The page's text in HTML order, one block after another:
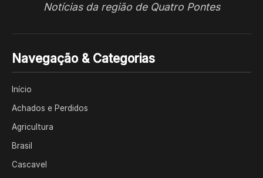
Notícias da região de Quatro Pontes
Navegação & Categorias
Início
Achados e Perdidos
Agricultura
Brasil
Cascavel